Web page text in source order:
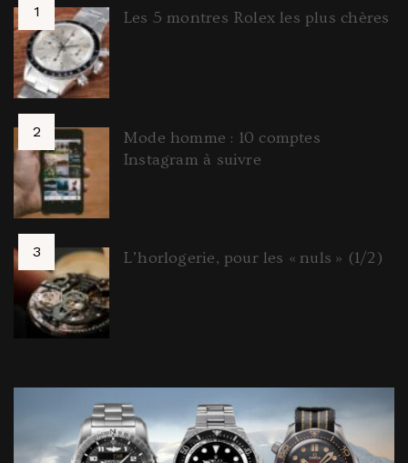
Les 5 montres Rolex les plus chères
Mode homme : 10 comptes
Instagram à suivre
L’horlogerie, pour les « nuls » (1/2)